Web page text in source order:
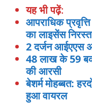
यह भी पढ़ें:
आपराधिक
का लाइसेंस निरस्त
2 दर्जन आईएएस
48 लाख के 59
की आरसी
बेशर्म मोहब्बत:
हुआ वायरल